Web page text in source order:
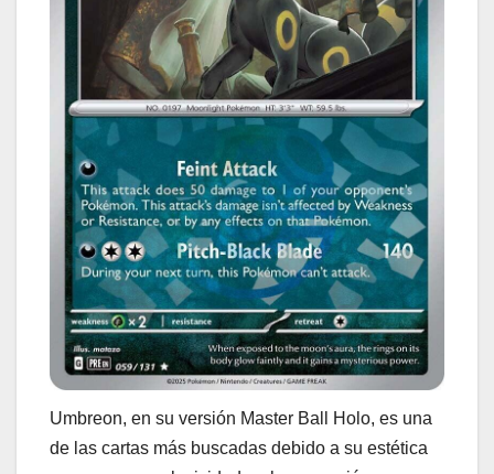
Umbreon, en su versión Master Ball Holo, es una
de las cartas más buscadas debido a su estética